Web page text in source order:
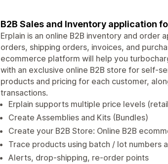
B2B Sales and Inventory application
Erplain is an online B2B inventory and
orders, shipping orders, invoices, and
ecommerce platform will help you
with an exclusive online B2B store for self-
products and pricing for each customer,
transactions.
Erplain supports multiple price levels
Create Assemblies and Kits (Bundles)
Create your B2B Store: Online B2B
Trace products using batch / lot numbers
Alerts, drop-shipping, re-order points